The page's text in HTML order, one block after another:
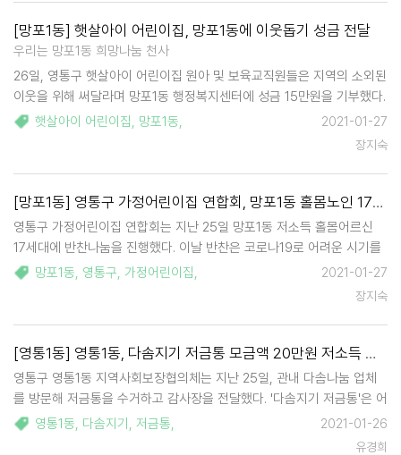
[망포1동] 햇살아이 어린이집, 망포1동에 이웃돕기 성금 전달
우리는 망포1동 희망나눔 천사
26일, 영통구 햇살아이 어린이집 원아 및 보육교직원들은 지역의 소외된
이웃을 위해 써달라며 망포1동 행정복지센터에 성금 15만원을 기부했다.
성금은 햇살아이 어린이집 원아들이 크리스마스를 앞두고 '사랑의 저금
햇살아이 어린이집, 망포1동,
2021-01-27
장지숙
[망포1동] 영통구 가정어린이집 연합회, 망포1동 홀몸노인 17세대에 반찬 전달
영통구 가정어린이집 연합회는 지난 25일 망포1동 저소득 홀몸어르신
17세대에 반찬나눔을 진행했다. 이날 반찬은 코로나19로 어려운 시기를
보내고 있는 지역의 소외된 노인들이 부담 없이 드실 수 있도록 가정어린
이집 원장들의 정성을 십시일반으로 모아 마련했다. 이날 어린이집 관계
망포1동, 영통구, 가정어린이집,
2021-01-27
장지숙
[영통1동] 영통1동, 다솜지기 저금통 모금액 20만원 저소득 가구 위해 쓰여
영통구 영통1동 지역사회보장협의체는 지난 25일, 관내 다솜나눔 업체
를 방문해 저금통을 수거하고 감사장을 전달했다. '다솜지기 저금통'은 어
려운 이웃과 함께하는 따뜻한 마을조성에 기여하고자 지역사회보장협의
체에서 추진하는 사업이다. 편의점, 미용실, 음식점 등 지역 내 상가 26
영통1동, 다솜지기 , 저금통,
2021-01-26
유경희